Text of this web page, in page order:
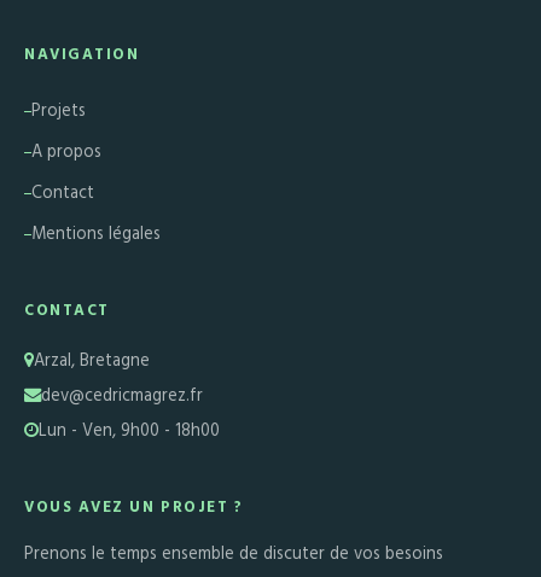
NAVIGATION
Projets
A propos
Contact
Mentions légales
CONTACT
Arzal, Bretagne
dev@cedricmagrez.fr
Lun - Ven, 9h00 - 18h00
VOUS AVEZ UN PROJET ?
Prenons le temps ensemble de discuter de vos besoins